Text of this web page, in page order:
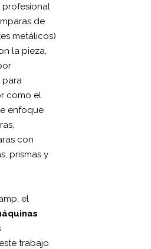
profesional
de
metálicos)
la pieza,
para
como el
enfoque
con
prismas y
el
trabajo.